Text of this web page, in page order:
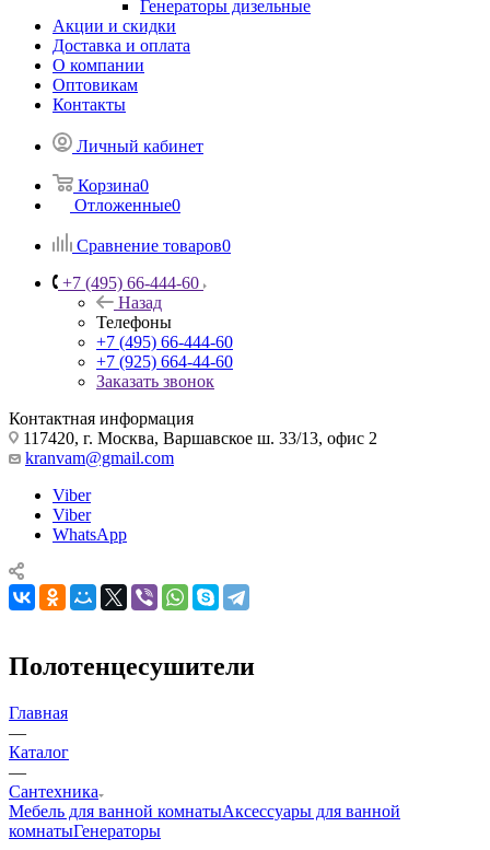
Генераторы дизельные
Акции и скидки
Доставка и оплата
О компании
Оптовикам
Контакты
Личный кабинет
Корзина0
Отложенные0
Сравнение товаров0
+7 (495) 66-444-60
Назад
Телефоны
+7 (495) 66-444-60
+7 (925) 664-44-60
Заказать звонок
Контактная информация
117420, г. Москва, Варшавское ш. 33/13, офис 2
kranvam@gmail.com
Viber
Viber
WhatsApp
Полотенцесушители
Главная
—
Каталог
—
Сантехника
Мебель для ванной комнатыАксессуары для ванной
комнатыГенераторы